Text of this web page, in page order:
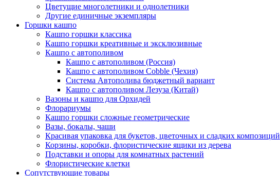
Цветущие многолетники и однолетники
Другие единичные экземпляры
Горшки кашпо
Кашпо горшки классика
Кашпо горшки креативные и эксклюзивные
Кашпо с автополивом
Кашпо с автополивом (Россия)
Кашпо с автополивом Cobble (Чехия)
Система Автополива бюджетный вариант
Кашпо с автополивом Лезуза (Китай)
Вазоны и кашпо для Орхидей
Флорариумы
Кашпо горшки сложные геометрические
Вазы, бокалы, чаши
Красивая упаковка для букетов, цветочных и сладких композиций
Корзины, коробки, флористические ящики из дерева
Подставки и опоры для комнатных растений
Флористические клетки
Сопутствующие товары